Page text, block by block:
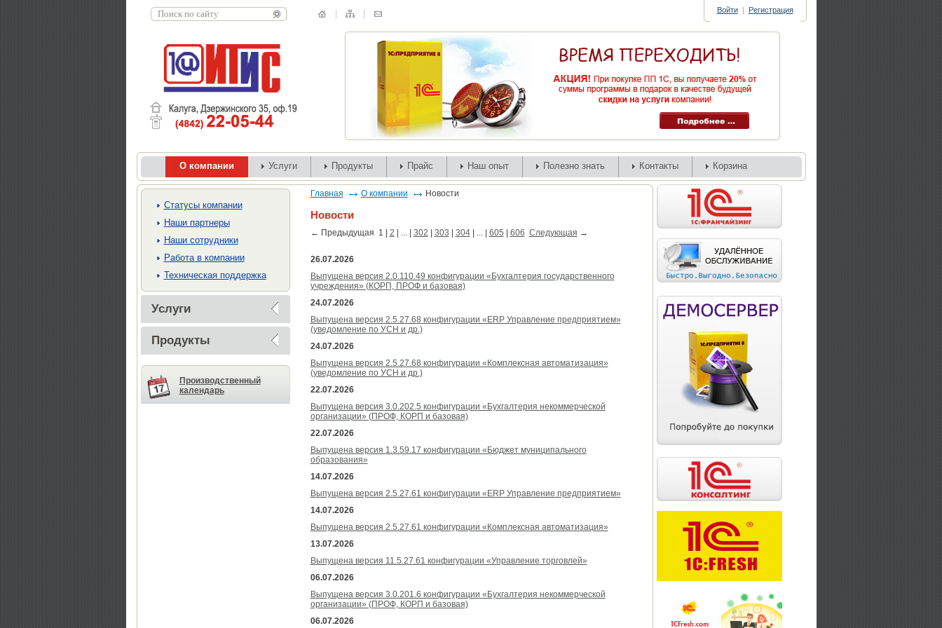
Войти | Регистрация
О компании Услуги Продукты Прайс Наш опыт Полезно знать Контакты Корзина
Cтатусы компании
Наши партнеры
Наши сотрудники
Работа в компании
Техническая поддержка
Услуги
Продукты
Производственный
календарь
Главная О компании Новости
Новости
← Предыдущая 1 2 | ... | 302 303 304| ... | 605 606 Следующая →
26.07.2026
Выпущена версия 2.0.110.49 конфигурации «Бухгалтерия государственного
учреждения» (КОРП, ПРОФ и базовая)
24.07.2026
Выпущена версия 2.5.27.68 конфигурации «ERP Управление предприятием»
(уведомление по УСН и др.)
24.07.2026
Выпущена версия 2.5.27.68 конфигурации «Комплексная автоматизация»
(уведомление по УСН и др.)
22.07.2026
Выпущена версия 3.0.202.5 конфигурации «Бухгалтерия некоммерческой
организации» (ПРОФ, КОРП и базовая)
22.07.2026
Выпущена версия 1.3.59.17 конфигурации «Бюджет муниципального
образования»
14.07.2026
Выпущена версия 2.5.27.61 конфигурации «ERP Управление предприятием»
14.07.2026
Выпущена версия 2.5.27.61 конфигурации «Комплексная автоматизация»
13.07.2026
Выпущена версия 11.5.27.61 конфигурации «Управление торговлей»
06.07.2026
Выпущена версия 3.0.201.6 конфигурации «Бухгалтерия некоммерческой
организации» (ПРОФ, КОРП и базовая)
06.07.2026